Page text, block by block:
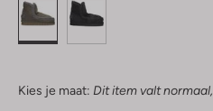
Kies je maat: Dit item valt